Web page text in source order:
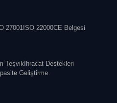
27001 ISO 22000CE Belgesi
Teşvik İhracat Destekleri
Geliştirme